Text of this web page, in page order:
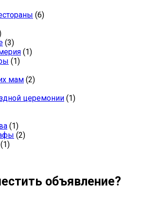
(6)
(3)
(1)
(1)
мам (2)
церемонии (1)
(1)
(2)
(1)
объявление?